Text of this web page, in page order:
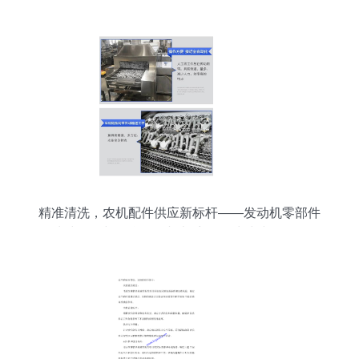
精准清洗，农机配件供应新标杆——发动机零部件